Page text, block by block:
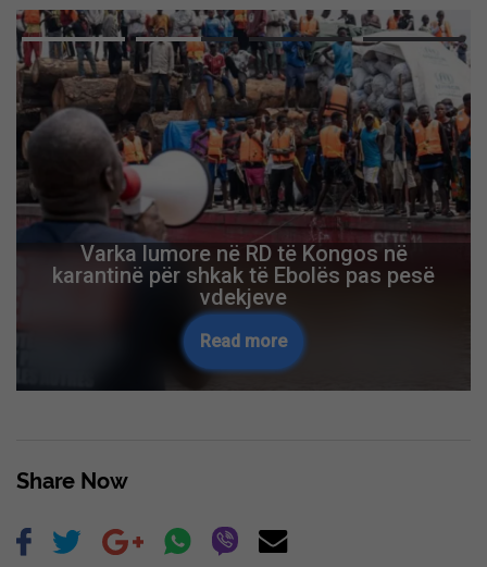
Varka lumore në RD të Kongos në
karantinë për shkak të Ebolës pas pesë
vdekjeve
Read more
Share Now